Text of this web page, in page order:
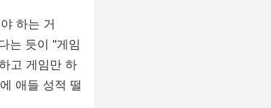
하는 거
는 듯이 "게임
고 게임만 하
애들 성적 떨